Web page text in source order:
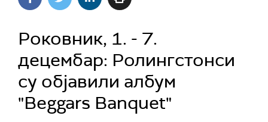
Роковник, 1. - 7.
децембар: Ролингстонси
су објавили албум
"Beggars Banquet"